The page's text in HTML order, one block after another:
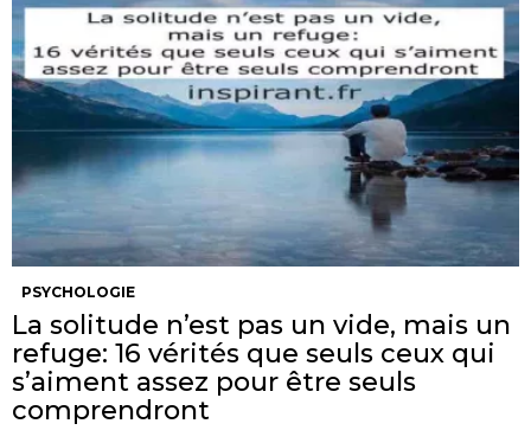
PSYCHOLOGIE
La solitude n’est pas un vide, mais un
refuge: 16 vérités que seuls ceux qui
s’aiment assez pour être seuls
comprendront